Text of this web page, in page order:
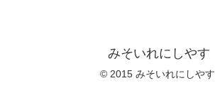
みそいれにしやす
© 2015 みそいれにしやす.